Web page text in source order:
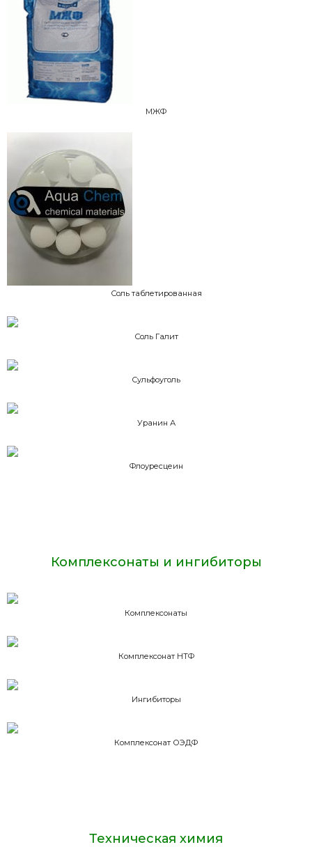
МЖФ
Соль таблетированная
Соль Галит
Сульфоуголь
Уранин А
Флоуресцеин
Комплексонаты и ингибиторы
Комплексонаты
Комплексонат НТФ
Ингибиторы
Комплексонат ОЭДФ
Техническая химия